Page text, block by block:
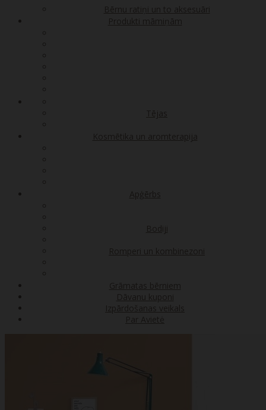
Bērnu ratiņi un to aksesuāri
Produkti māmiņām
Tējas
Kosmētika un aromterapija
Apģērbs
Bodiji
Romperi un kombinezoni
Grāmatas bērniem
Dāvanu kuponi
Izpārdošanas veikals
Par Avietė